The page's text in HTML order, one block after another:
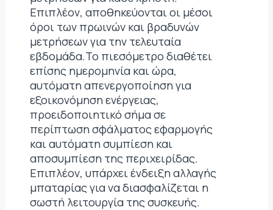
Επιπλέον, αποθηκεύονται οι μέσοι
όροι των πρωινών και βραδυνών
μετρήσεων για την τελευταία
εβδομάδα.Το πιεσόμετρο διαθέτει
επίσης ημερομηνία και ώρα,
αυτόματη απενεργοποίηση για
εξοικονόμηση ενέργειας,
προειδοποιητικό σήμα σε
περίπτωση σφάλματος εφαρμογής
και αυτόματη συμπίεση και
αποσυμπίεση της περιχειρίδας.
Επιπλέον, υπάρχει ένδειξη αλλαγής
μπαταρίας για να διασφαλίζεται η
σωστή λειτουργία της συσκευής.